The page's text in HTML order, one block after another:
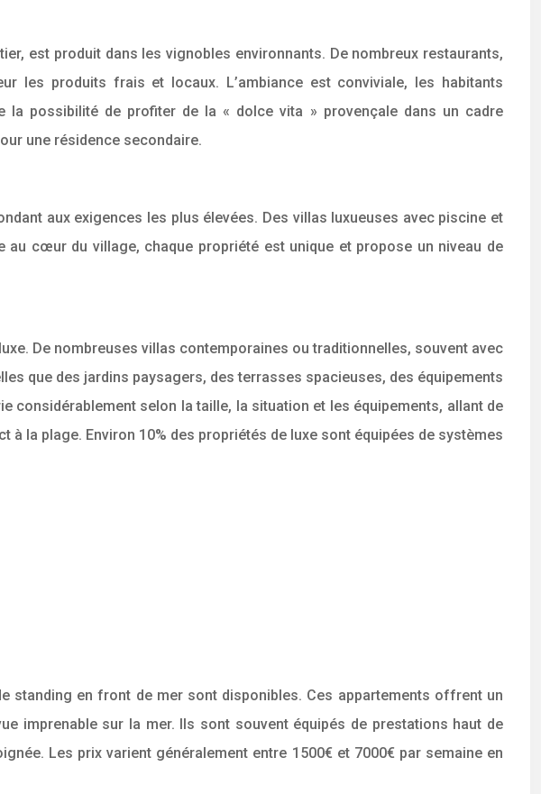
est produit dans les vignobles environnants. De nombreux restaurants,
les produits frais et locaux. L’ambiance est conviviale, les habitants
possibilité de profiter de la « dolce vita » provençale dans un cadre
une résidence secondaire.
aux exigences les plus élevées. Des villas luxueuses avec piscine et
cœur du village, chaque propriété est unique et propose un niveau de
De nombreuses villas contemporaines ou traditionnelles, souvent avec
que des jardins paysagers, des terrasses spacieuses, des équipements
selon la taille, la situation et les équipements, allant de
à la plage. Environ 10% des propriétés de luxe sont équipées de systèmes
standing en front de mer sont disponibles. Ces appartements offrent un
imprenable sur la mer. Ils sont souvent équipés de prestations haut de
Les prix varient généralement entre 1500€ et 7000€ par semaine en